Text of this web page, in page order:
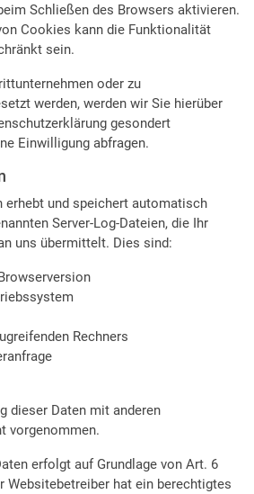
Schließen des Browsers aktivieren.
Cookies kann die Funktionalität
sein.
oder zu
werden, werden wir Sie hierüber
gesondert
Einwilligung abfragen.
erhebt und speichert automatisch
Server-Log-Dateien, die Ihr
uns übermittelt. Dies sind:
Rechners
dieser Daten mit anderen
vorgenommen.
erfolgt auf Grundlage von Art. 6
Websitebetreiber hat ein berechtigtes